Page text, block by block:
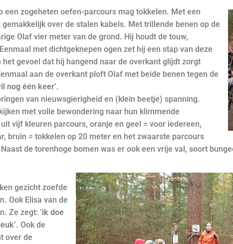
een zogeheten oefen-parcours mag tokkelen. Met een
over de stalen kabels. Met trillende benen op de
Olaf vier meter van de grond. Hij houdt de touw,
met dichtgeknepen ogen zet hij een stap van deze
gevoel dat hij hangend naar de overkant glijdt zorgt
aan de overkant ploft Olaf met beide benen tegen de
nog één keer’.
van nieuwsgierigheid en (klein beetje) spanning.
met volle bewondering naar hun klimmende
vijf kleuren parcours, oranje en geel = voor iedereen,
bruin = tokkelen op 20 meter en het zwaarste parcours
de torenhoge bomen was er ook een vrije val, soort
gezicht zoefde
Ook Elisa van de
Ze zegt: ‘ik doe
. Ook de
over de